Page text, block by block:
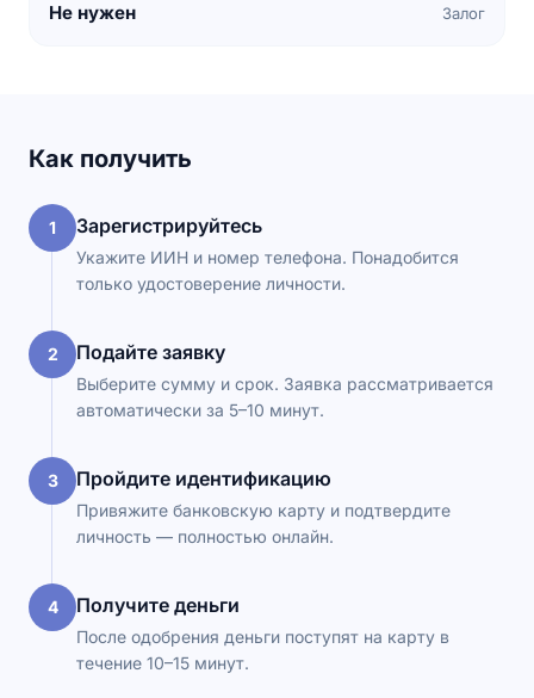
Залог
Не нужен
Как получить
1 Зарегистрируйтесь
Укажите ИИН и номер телефона. Понадобится
только удостоверение личности.
2 Подайте заявку
Выберите сумму и срок. Заявка рассматривается
автоматически за 5–10 минут.
3 Пройдите идентификацию
Привяжите банковскую карту и подтвердите
личность — полностью онлайн.
4 Получите деньги
После одобрения деньги поступят на карту в
течение 10–15 минут.